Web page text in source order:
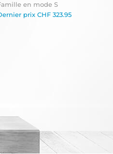
en mode S
prix CHF323.95